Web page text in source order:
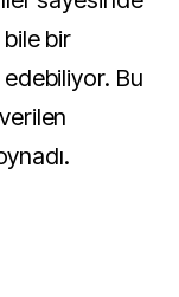
bir
edebiliyor. Bu